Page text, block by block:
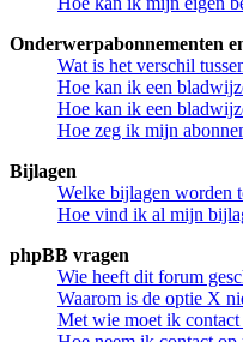
Onderwerpabonnementen
Wat is het verschil
Hoe kan ik een
Hoe kan ik een
Hoe zeg ik mijn
Bijlagen
Welke bijlagen worden
Hoe vind ik al mijn
phpBB vragen
Wie heeft dit forum
Waarom is de optie X
Met wie moet ik